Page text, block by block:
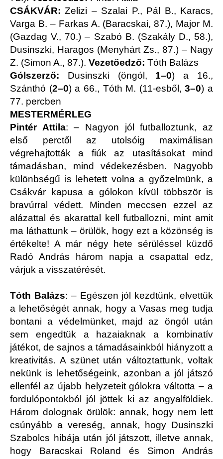
CSÁKVÁR:Zelizi – Szalai P., Pál B., Karacs,
Varga B. – Farkas A. (Baracskai, 87.), Major M.
(Gazdag V., 70.) – Szabó B. (Szakály D., 58.),
Dusinszki, Haragos (Menyhárt Zs., 87.) – Nagy
Z. (Simon A., 87.). Vezetőedző: Tóth Balázs
Gólszerző: Dusinszki (öngól, 1–0) a 16.,
Szánthó (2–0) a 66., Tóth M. (11-esből, 3–0) a
77. percben
MESTERMÉRLEG
Pintér Attila: – Nagyon jól futballoztunk, az
első perctől az utolsóig maximálisan
végrehajtották a fiúk az utasításokat mind
támadásban, mind védekezésben. Nagyobb
különbségű is lehetett volna a győzelmünk, a
Csákvár kapusa a gólokon kívül többször is
bravúrral védett. Minden meccsen ezzel az
alázattal és akarattal kell futballozni, mint amit
ma láthattunk – örülök, hogy ezt a közönség is
értékelte! A már négy hete sérüléssel küzdő
Radó András három napja a csapattal edz,
várjuk a visszatérését.
Tóth Balázs: – Egészen jól kezdtünk, elvettük
a lehetőségét annak, hogy a Vasas meg tudja
bontani a védelmünket, majd az öngól után
sem engedtük a hazaiaknak a kombinatív
játékot, de sajnos a támadásainkból hiányzott a
kreativitás. A szünet után változtattunk, voltak
nekünk is lehetőségeink, azonban a jól játszó
ellenfél az újabb helyzeteit gólokra váltotta – a
fordulópontokból jól jöttek ki az angyalföldiek.
Három dolognak örülök: annak, hogy nem lett
csúnyább a vereség, annak, hogy Dusinszki
Szabolcs hibája után jól játszott, illetve annak,
hogy Baracskai Roland és Simon András